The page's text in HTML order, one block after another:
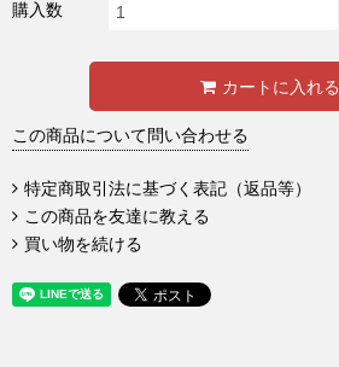
購入数
カートに入れる
この商品について問い合わせる
特定商取引法に基づく表記（返品等）
この商品を友達に教える
買い物を続ける